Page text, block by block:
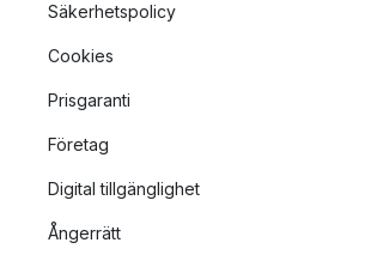
Säkerhetspolicy
Cookies
Prisgaranti
Företag
Digital tillgänglighet
Ångerrätt